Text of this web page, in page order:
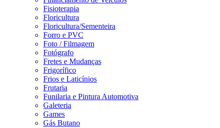
Fisioterapia
Floricultura
Floricultura/Sementeira
Forro e PVC
Foto / Filmagem
Fotógrafo
Fretes e Mudanças
Frigorífico
Frios e Laticínios
Frutaria
Funilaria e Pintura Automotiva
Galeteria
Games
Gás Butano